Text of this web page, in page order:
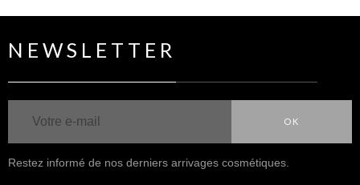
NEWSLETTER
OK
Restez informé de nos derniers arrivages cosmétiques.